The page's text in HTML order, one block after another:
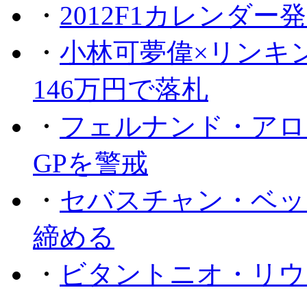
・ 2012F1カレンダー
・ 小林可夢偉×リンキ
146万円で落札
・ フェルナンド・ア
GPを警戒
・ セバスチャン・ベ
締める
・ ビタントニオ・リ